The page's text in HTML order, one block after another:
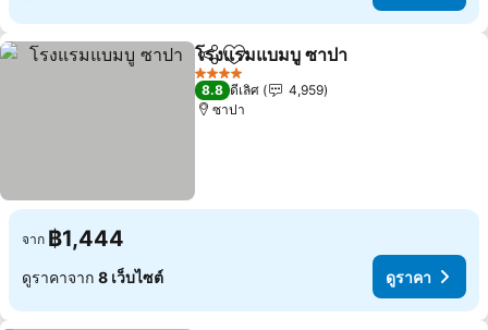
แชร์ เพิ่มในรายการโปรด
โรงแรมแบมบู ซาปา
4 ดาว
8.8 ดีเลิศ
4,959
ซาปา
จาก ฿1,444
ดูราคาจาก 8 เว็บไซต์ ดูราคา